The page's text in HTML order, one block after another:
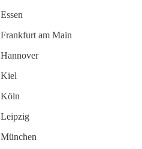
Essen
Frankfurt am Main
Hannover
Kiel
Köln
Leipzig
München